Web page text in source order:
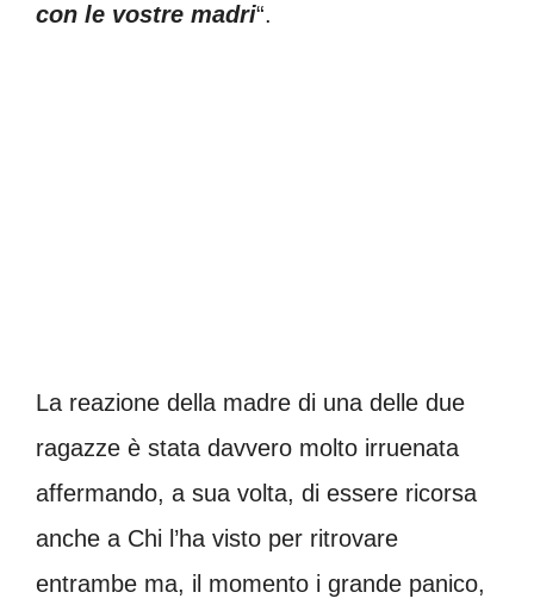
con le vostre madri“.
La reazione della madre di una delle due
ragazze è stata davvero molto irruenata
affermando, a sua volta, di essere ricorsa
anche a Chi l’ha visto per ritrovare
entrambe ma, il momento i grande panico,